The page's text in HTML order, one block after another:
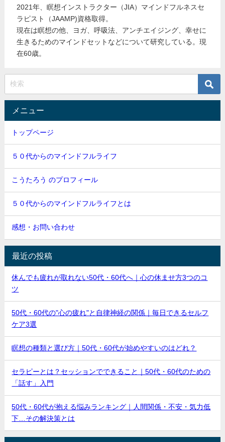
2021年、瞑想インストラクター（JIA）マインドフルネスセ
ラピスト（JAAMP)資格取得。
現在は瞑想の他、ヨガ、呼吸法、アンチエイジング、幸せに
生きるためのマインドセットなどについて研究している。現
在60歳。
メニュー
トップページ
５０代からのマインドフルライフ
こうたろう のプロフィール
５０代からのマインドフルライフとは
感想・お問い合わせ
最近の投稿
休んでも疲れが取れない50代・60代へ｜心の休ませ方3つのコ
ツ
50代・60代の"心の疲れ"と自律神経の関係｜毎日できるセルフ
ケア3選
瞑想の種類と選び方｜50代・60代が始めやすいのはどれ？
セラピーとは？セッションでできること｜50代・60代のための
「話す」入門
50代・60代が抱える悩みランキング｜人間関係・不安・気力低
下…その解決策とは